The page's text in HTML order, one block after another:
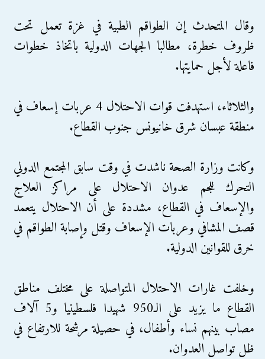
وقال المتحدث إن الطواقم الطبية في غزة تعمل تحت
ظروف خطرة، مطالبا الجهات الدولية باتخاذ خطوات
فاعلة لأجل حمايتها.
والثلاثاء، استهدفت قوات الاحتلال 4 عربات إسعاف في
منطقة عبسان شرق خانيونس جنوب القطاع.
وكانت وزارة الصحة ناشدت في وقت سابق المجتمع الدولي
التحرك للجم عدوان الاحتلال على مراكز العلاج
والإسعاف في القطاع، مشددة على أن الاحتلال يتعمد
قصف المشافي وعربات الإسعاف وقتل وإصابة الطواقم في
خرق للقوانين الدولية.
وخلفت غارات الاحتلال المتواصلة على مختلف مناطق
القطاع ما يزيد على الـ950 شهيدا فلسطينيا و5 آلاف
مصاب بينهم نساء وأطفال، في حصيلة مرشحة للارتفاع في
ظل تواصل العدوان.